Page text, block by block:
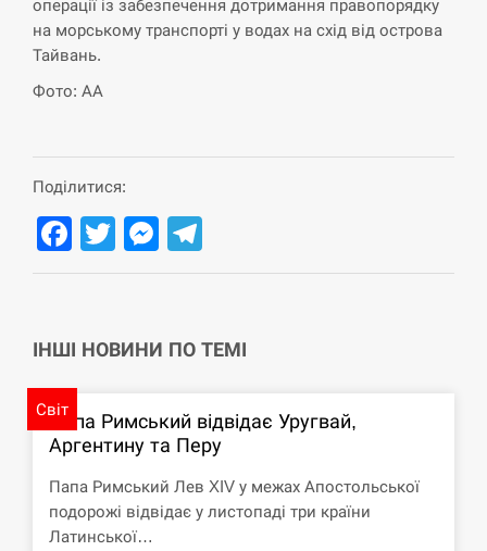
СЕРПЕНЬ
12:23
Силы обороны поразили российскую
СЕРПЕНЬ
12:10
У США зафіксували рекордний спалах
циклоспорозу, захворіли понад 10 тисяч…
11:53
почта”: что известно об…
СЕРПЕНЬ
У зоопарку Токіо через спеку загинули три
левиці
СЕРПЕНЬ
операції із забезпечення дотримання правопорядку
на морському транспорті у водах на схід від острова
Тайвань.
Фото: АА
Поділитися:
Facebook
TwitterMessenger
ІНШІ НОВИНИ ПО ТЕМІ
Світ
Папа Римський відвідає Уругвай,
Аргентину та Перу
Папа Римський Лев XIV у межах Апостольської
подорожі відвідає у листопаді три країни
Латинської…